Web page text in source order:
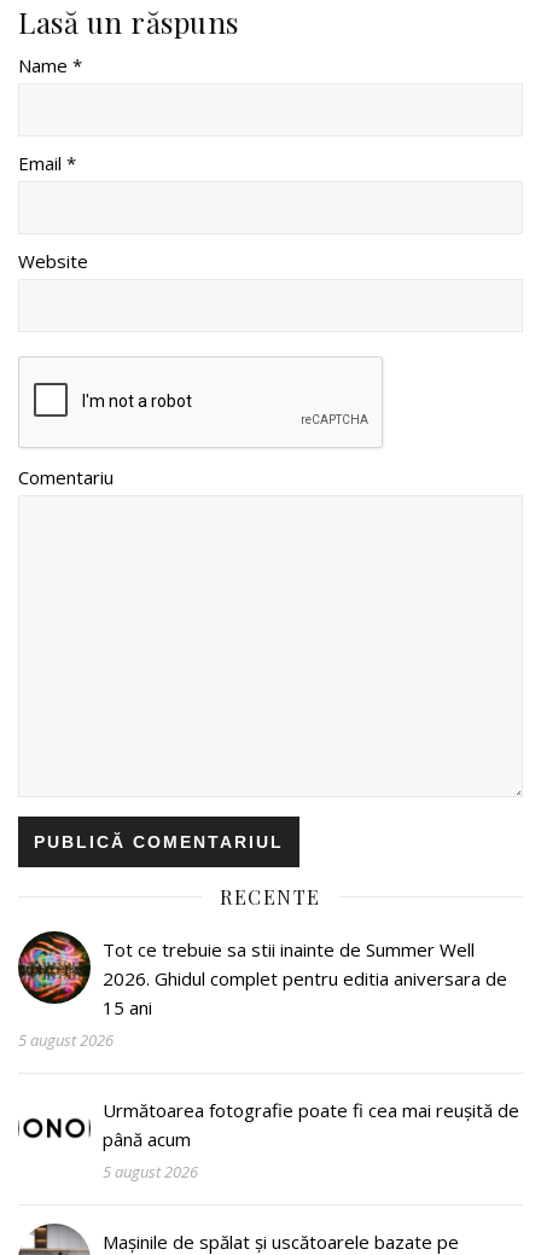
Lasă un răspuns
Name *
Email *
Website
Comentariu
RECENTE
Tot ce trebuie sa stii inainte de Summer Well
2026. Ghidul complet pentru editia aniversara de
15 ani
5 august 2026
Următoarea fotografie poate fi cea mai reușită de
până acum
5 august 2026
Mașinile de spălat și uscătoarele bazate pe